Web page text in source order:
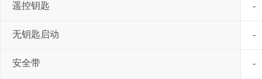
遥控钥匙 -
无钥匙启动 -
安全带 -